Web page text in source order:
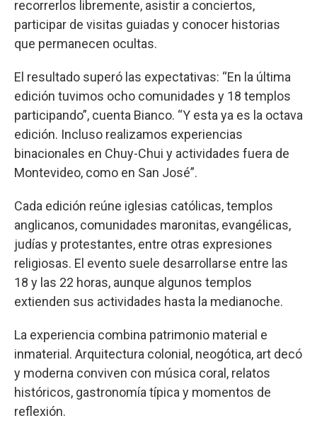
recorrerlos libremente, asistir a conciertos,
participar de visitas guiadas y conocer historias
que permanecen ocultas.
El resultado superó las expectativas: “En la última
edición tuvimos ocho comunidades y 18 templos
participando”, cuenta Bianco. “Y esta ya es la octava
edición. Incluso realizamos experiencias
binacionales en Chuy-Chui y actividades fuera de
Montevideo, como en San José”.
Cada edición reúne iglesias católicas, templos
anglicanos, comunidades maronitas, evangélicas,
judías y protestantes, entre otras expresiones
religiosas. El evento suele desarrollarse entre las
18 y las 22 horas, aunque algunos templos
extienden sus actividades hasta la medianoche.
La experiencia combina patrimonio material e
inmaterial. Arquitectura colonial, neogótica, art decó
y moderna conviven con música coral, relatos
históricos, gastronomía típica y momentos de
reflexión.